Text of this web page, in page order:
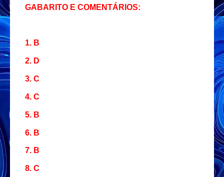
GABARITO E COMENTÁRIOS:
1. B
2. D
3. C
4. C
5. B
6. B
7. B
8. C